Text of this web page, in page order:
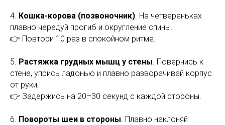
4. Кошка-корова (позвоночник). На четвереньках
плавно чередуй прогиб и округление спины.
👉 Повтори 10 раз в спокойном ритме.
5. Растяжка грудных мышц у стены. Повернись к
стене, упрись ладонью и плавно разворачивай корпус
от руки.
👉 Задержись на 20–30 секунд с каждой стороны.
6. Повороты шеи в стороны. Плавно наклоняй